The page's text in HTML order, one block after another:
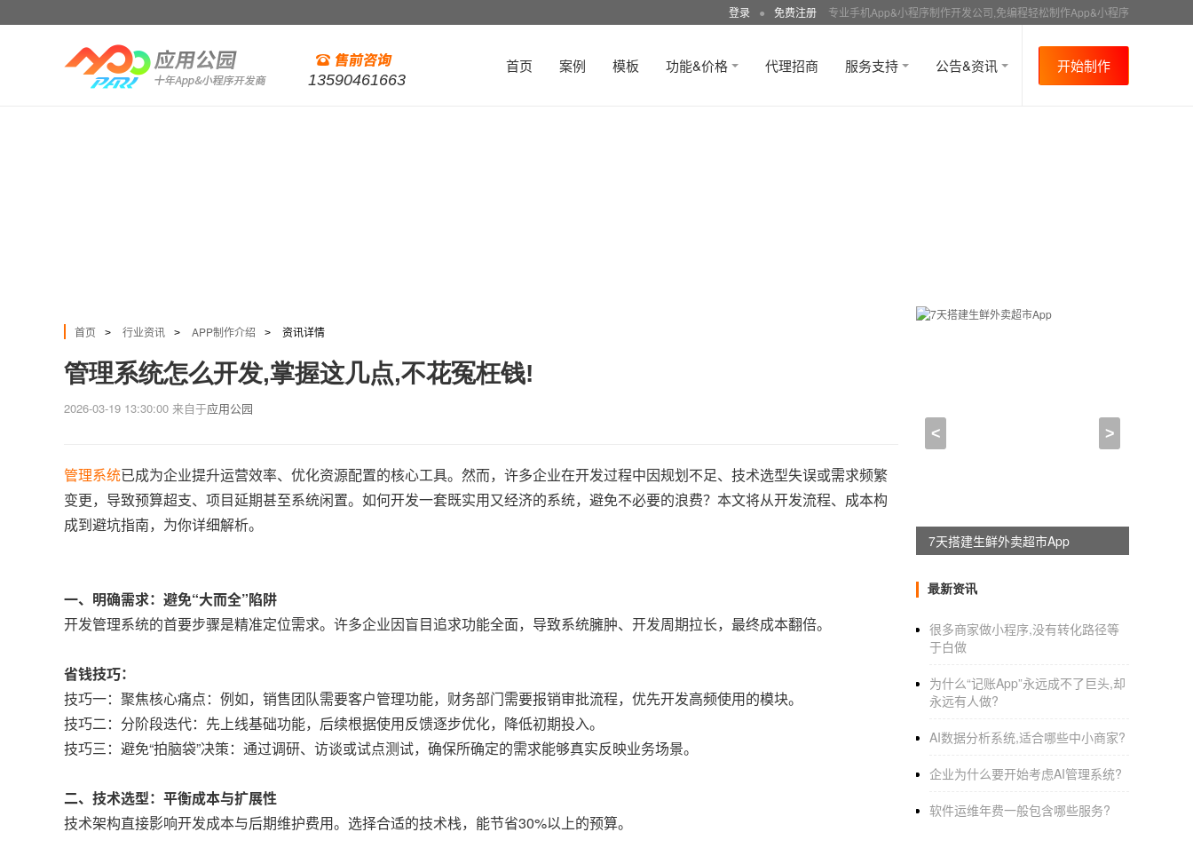
登录 ● 免费注册 专业手机App&小程序制作开发公司,免编程轻松制作App&小程序
13590461663
首页 案例 模板 功能&价格 代理招商 服务支持 公告&资讯 开始制作
首页 > 行业资讯 > APP制作介绍 > 资讯详情
管理系统怎么开发,掌握这几点,不花冤枉钱!
2026-03-19 13:30:00 来自于应用公园
管理系统已成为企业提升运营效率、优化资源配置的核心工具。然而，许多企业在开发过程中因规划不足、技术选型失误或需求频繁
变更，导致预算超支、项目延期甚至系统闲置。如何开发一套既实用又经济的系统，避免不必要的浪费？本文将从开发流程、成本构
成到避坑指南，为你详细解析。
一、明确需求：避免“大而全”陷阱
开发管理系统的首要步骤是精准定位需求。许多企业因盲目追求功能全面，导致系统臃肿、开发周期拉长，最终成本翻倍。
省钱技巧：
技巧一：聚焦核心痛点：例如，销售团队需要客户管理功能，财务部门需要报销审批流程，优先开发高频使用的模块。
技巧二：分阶段迭代：先上线基础功能，后续根据使用反馈逐步优化，降低初期投入。
技巧三：避免“拍脑袋”决策：通过调研、访谈或试点测试，确保所确定的需求能够真实反映业务场景。
二、技术选型：平衡成本与扩展性
技术架构直接影响开发成本与后期维护费用。选择合适的技术栈，能节省30%以上的预算。
< >
7天搭建生鲜外卖超市App
最新资讯
很多商家做小程序,没有转化路径等
于白做
为什么“记账App”永远成不了巨头,却
永远有人做?
AI数据分析系统,适合哪些中小商家?
企业为什么要开始考虑AI管理系统?
软件运维年费一般包含哪些服务?